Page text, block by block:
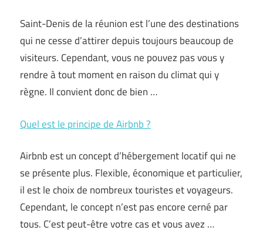
Saint-Denis de la réunion est l’une des destinations
qui ne cesse d’attirer depuis toujours beaucoup de
visiteurs. Cependant, vous ne pouvez pas vous y
rendre à tout moment en raison du climat qui y
règne. Il convient donc de bien …
Quel est le principe de Airbnb ?
Airbnb est un concept d’hébergement locatif qui ne
se présente plus. Flexible, économique et particulier,
il est le choix de nombreux touristes et voyageurs.
Cependant, le concept n’est pas encore cerné par
tous. C’est peut-être votre cas et vous avez …